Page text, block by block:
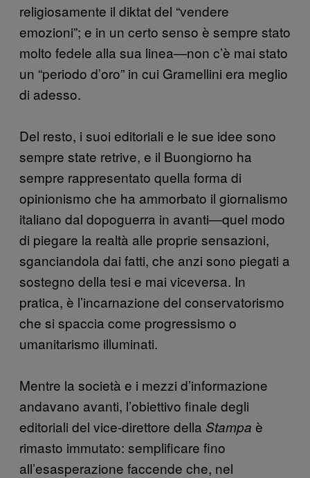
religiosamente il diktat del “vendere
emozioni”; e in un certo senso è sempre stato
molto fedele alla sua linea—non c’è mai stato
un “periodo d’oro” in cui Gramellini era meglio
di adesso.
Del resto, i suoi editoriali e le sue idee sono
sempre state retrive, e il Buongiorno ha
sempre rappresentato quella forma di
opinionismo che ha ammorbato il giornalismo
italiano dal dopoguerra in avanti—quel modo
di piegare la realtà alle proprie sensazioni,
sganciandola dai fatti, che anzi sono piegati a
sostegno della tesi e mai viceversa. In
pratica, è l’incarnazione del conservatorismo
che si spaccia come progressismo o
umanitarismo illuminati.
Mentre la società e i mezzi d’informazione
andavano avanti, l’obiettivo finale degli
editoriali del vice-direttore della Stampa è
rimasto immutato: semplificare fino
all’esasperazione faccende che, nel